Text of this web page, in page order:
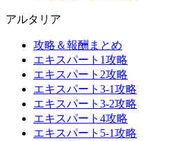
アルタリア
攻略＆報酬まとめ
エキスパート1攻略
エキスパート2攻略
エキスパート3-1攻略
エキスパート3-2攻略
エキスパート4攻略
エキスパート5-1攻略